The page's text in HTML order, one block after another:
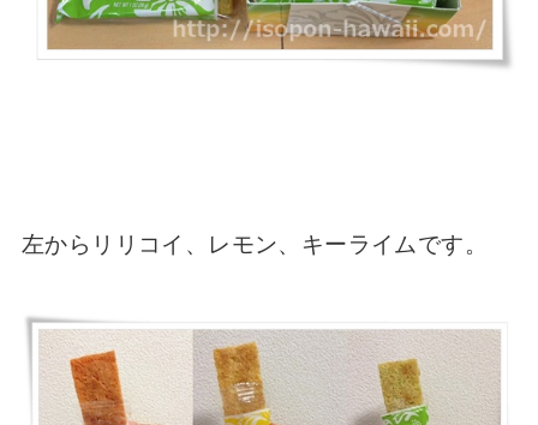
左からリリコイ、レモン、キーライムです。